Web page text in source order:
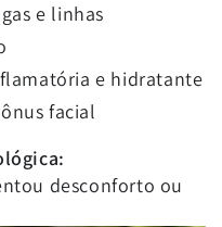
e linhas
e hidratante
facial
desconforto ou